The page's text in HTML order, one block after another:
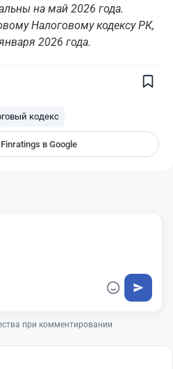
на май 2026 года.
Налоговому кодексу РК,
2026 года.
кодекс
в Google
вам
при комментировании